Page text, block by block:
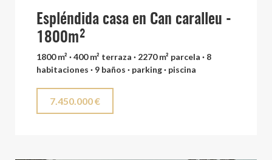
Espléndida casa en Can caralleu -
1800m²
1800 m² · 400 m² terraza · 2270 m² parcela · 8
habitaciones · 9 baños · parking · piscina
7.450.000 €